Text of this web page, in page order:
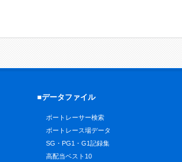
■データファイル
ボートレーサー検索
ボートレース場データ
SG・PG1・G1記録集
高配当ベスト10